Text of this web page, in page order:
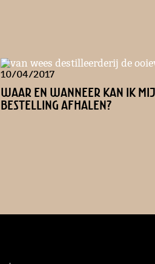
10/04/2017
Waar en wanneer kan ik
bestelling afhalen?